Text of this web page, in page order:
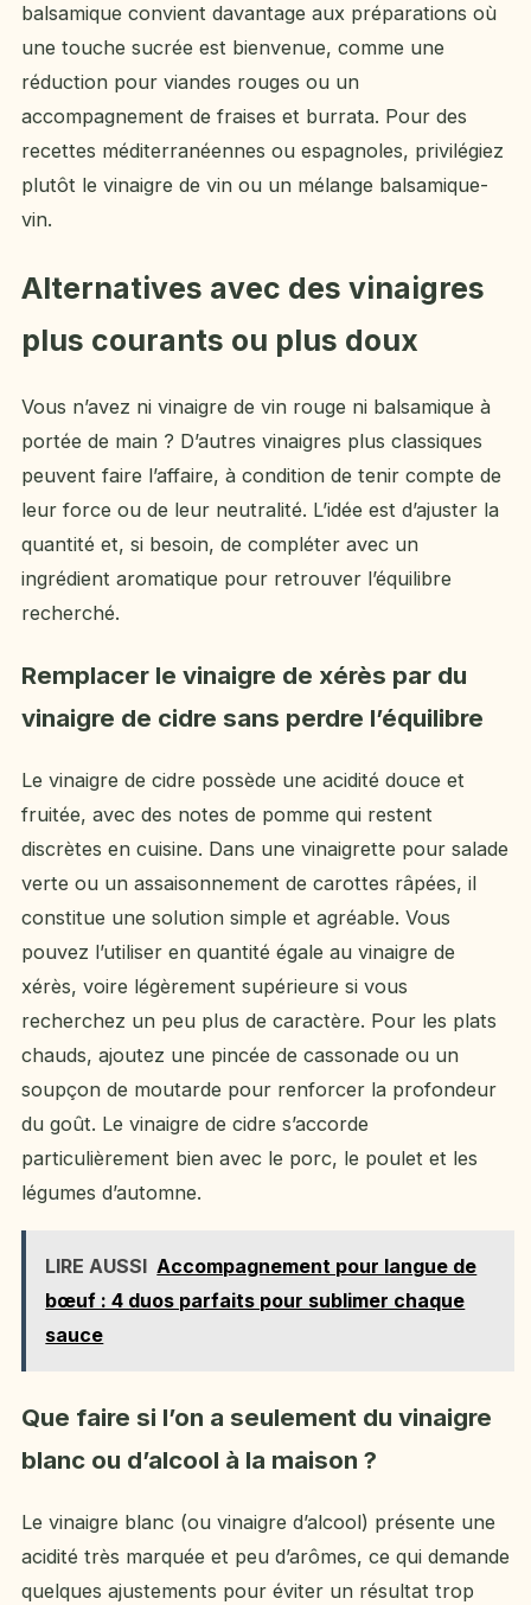
balsamique convient davantage aux préparations où
une touche sucrée est bienvenue, comme une
réduction pour viandes rouges ou un
accompagnement de fraises et burrata. Pour des
recettes méditerranéennes ou espagnoles, privilégiez
plutôt le vinaigre de vin ou un mélange balsamique-
vin.
Alternatives avec des vinaigres
plus courants ou plus doux
Vous n’avez ni vinaigre de vin rouge ni balsamique à
portée de main ? D’autres vinaigres plus classiques
peuvent faire l’affaire, à condition de tenir compte de
leur force ou de leur neutralité. L’idée est d’ajuster la
quantité et, si besoin, de compléter avec un
ingrédient aromatique pour retrouver l’équilibre
recherché.
Remplacer le vinaigre de xérès par du
vinaigre de cidre sans perdre l’équilibre
Le vinaigre de cidre possède une acidité douce et
fruitée, avec des notes de pomme qui restent
discrètes en cuisine. Dans une vinaigrette pour salade
verte ou un assaisonnement de carottes râpées, il
constitue une solution simple et agréable. Vous
pouvez l’utiliser en quantité égale au vinaigre de
xérès, voire légèrement supérieure si vous
recherchez un peu plus de caractère. Pour les plats
chauds, ajoutez une pincée de cassonade ou un
soupçon de moutarde pour renforcer la profondeur
du goût. Le vinaigre de cidre s’accorde
particulièrement bien avec le porc, le poulet et les
légumes d’automne.
LIRE AUSSI Accompagnement pour langue de
bœuf : 4 duos parfaits pour sublimer chaque
sauce
Que faire si l’on a seulement du vinaigre
blanc ou d’alcool à la maison ?
Le vinaigre blanc (ou vinaigre d’alcool) présente une
acidité très marquée et peu d’arômes, ce qui demande
quelques ajustements pour éviter un résultat trop